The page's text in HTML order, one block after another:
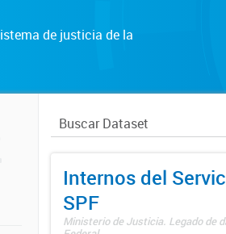
de justicia de la
Internos del
SPF
Ministerio de Justicia. Legado de